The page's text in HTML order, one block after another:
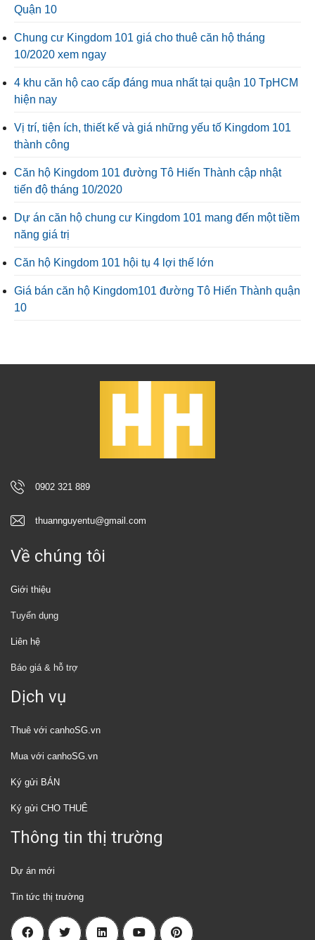
Quận 10
Chung cư Kingdom 101 giá cho thuê căn hộ tháng
10/2020 xem ngay
4 khu căn hộ cao cấp đáng mua nhất tại quận 10 TpHCM
hiện nay
Vị trí, tiện ích, thiết kế và giá những yếu tố Kingdom 101
thành công
Căn hộ Kingdom 101 đường Tô Hiến Thành cập nhật
tiến độ tháng 10/2020
Dự án căn hộ chung cư Kingdom 101 mang đến một tiềm
năng giá trị
Căn hộ Kingdom 101 hội tụ 4 lợi thế lớn
Giá bán căn hộ Kingdom101 đường Tô Hiến Thành quận
10
0902 321 889
thuannguyentu@gmail.com
Về chúng tôi
Giới thiệu
Tuyển dụng
Liên hệ
Báo giá & hỗ trợ
Dịch vụ
Thuê với canhoSG.vn
Mua với canhoSG.vn
Ký gửi BÁN
Ký gửi CHO THUÊ
Thông tin thị trường
Dự án mới
Tin tức thị trường